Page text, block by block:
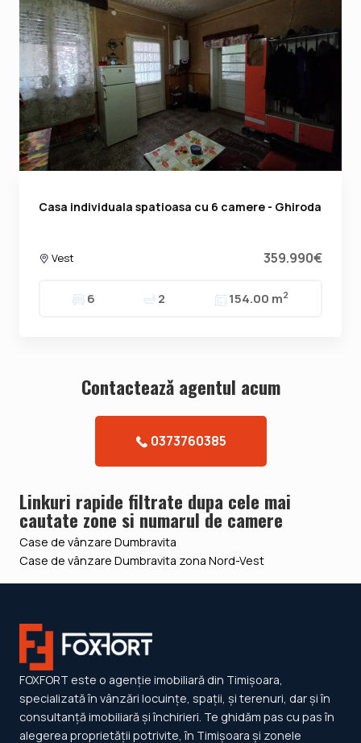
Casa individuala spatioasa cu 6 camere - Ghiroda
Vest 359.990€
6 2 154.00 m2
Contacteazǎ agentul acum
0373760385
Linkuri rapide filtrate dupa cele mai
cautate zone si numarul de camere
Case de vânzare Dumbravita
Case de vânzare Dumbravita zona Nord-Vest
FOXFORT este o agenție imobiliară din Timișoara,
specializată în vânzări locuințe, spații, și terenuri, dar și în
consultanță imobiliară și închirieri. Te ghidăm pas cu pas în
alegerea proprietății potrivite, în Timișoara și zonele